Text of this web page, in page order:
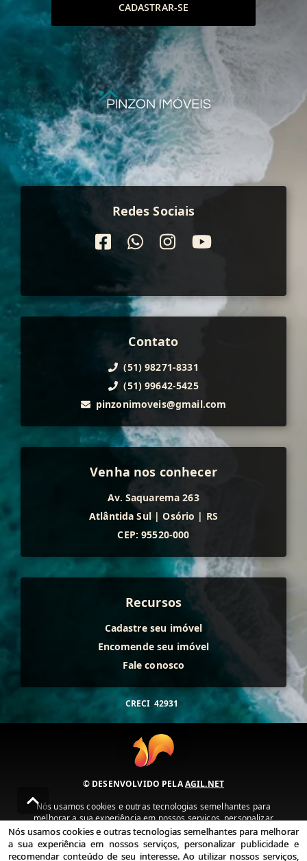
CADASTRAR-SE
Redes Sociais
Contato
(51) 98271-8331
(51) 99642-5425
pinzonimoveis@gmail.com
Venha nos conhecer
Av. Saquarema 263
Atlântida Sul | Osório | RS
CEP: 95520-000
Recursos
Cadastre seu imóvel
Encomende seu imóvel
Fale conosco
CRECI 42931
© DESENVOLVIDO PELAAGIL.NET
Nós usamos cookies e outras tecnologias semelhantes para
melhorar a sua experiência em nossos serviços, personalizar
publicidade e recomendar conteúdo de seu interesse. Ao utilizar
nossos serviços, você concorda com nossa política de privacidade e
termos de uso.
Nós usamos cookies e outras tecnologias semelhantes para melhorar
a sua experiência em nossos serviços, personalizar publicidade e
recomendar conteúdo de seu interesse. Ao utilizar nossos serviços,